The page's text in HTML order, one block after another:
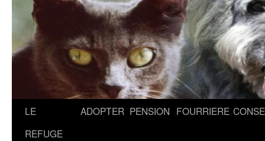
Aller
LE
REFUGE
ADOPTER PENSION FOURRIERE